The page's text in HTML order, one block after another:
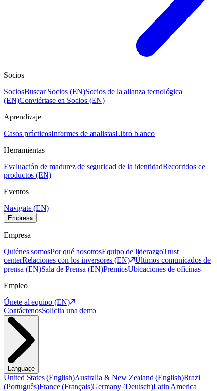
Socios
SociosBuscar Socios (EN)Socios de la alianza tecnológica
(EN)Conviértase en Socios (EN)
Aprendizaje
Casos prácticosInformes de analistasLibro blanco
Herramientas
Evaluación de madurez de seguridad de la identidadRecorridos de
productos (EN)
Eventos
Navigate (EN)
Empresa
Empresa
Quiénes somosPor qué nosotrosEquipo de liderazgoTrust
centerRelaciones con los inversores (EN)
Últimos comunicados de
prensa (EN)Sala de Prensa (EN)PremiosUbicaciones de oficinas
Empleo
Únete al equipo (EN)
ContáctenosSolicita una demo
Language
United States (English)Australia & New Zealand (English)Brazil
(Português)France (Français)Germany (Deutsch)Latin America